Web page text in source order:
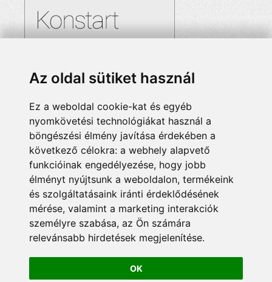
Az oldal sütiket használ
Ez a weboldal cookie-kat és egyéb
nyomkövetési technológiákat használ a
böngészési élmény javítása érdekében a
következő célokra: a webhely alapvető
funkcióinak engedélyezése, hogy jobb
élményt nyújtsunk a weboldalon, termékeink
és szolgáltatásaink iránti érdeklődésének
mérése, valamint a marketing interakciók
személyre szabása, az Ön számára
relevánsabb hirdetések megjelenítése.
OK